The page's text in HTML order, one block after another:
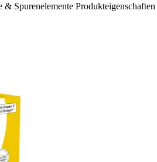
& Spurenelemente Produkteigenschaften